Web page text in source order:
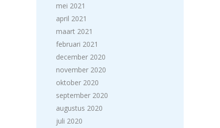
mei 2021
april 2021
maart 2021
februari 2021
december 2020
november 2020
oktober 2020
september 2020
augustus 2020
juli 2020